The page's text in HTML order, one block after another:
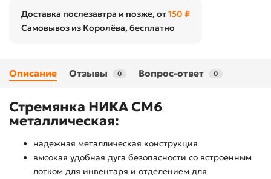
Доставка послезавтра и позже, от150 ₽
Самовывоз из Королёва, бесплатно
Описание Отзывы 0 Вопрос-ответ 0
Стремянка НИКА СМ6
металлическая:
надежная металлическая конструкция
высокая удобная дуга безопасности со встроенным
лотком для инвентаря и отделением для